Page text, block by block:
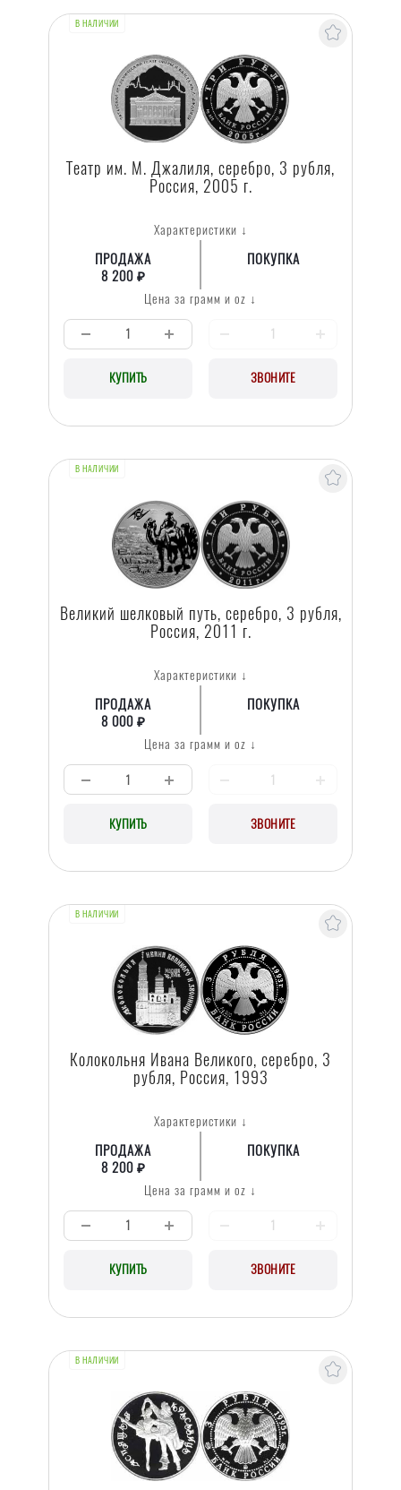
В НАЛИЧИИ
Театр им. М. Джалиля, серебро, 3 рубля,
Россия, 2005 г.
Характеристики ↓
ПРОДАЖА
8 200 ₽
ПОКУПКА
Цена за грамм и oz ↓
КУПИТЬ ЗВОНИТЕ
В НАЛИЧИИ
Великий шелковый путь, серебро, 3 рубля,
Россия, 2011 г.
Характеристики ↓
ПРОДАЖА
8 000 ₽
ПОКУПКА
Цена за грамм и oz ↓
КУПИТЬ ЗВОНИТЕ
В НАЛИЧИИ
Колокольня Ивана Великого, серебро, 3
рубля, Россия, 1993
Характеристики ↓
ПРОДАЖА
8 200 ₽
ПОКУПКА
Цена за грамм и oz ↓
КУПИТЬ ЗВОНИТЕ
В НАЛИЧИИ